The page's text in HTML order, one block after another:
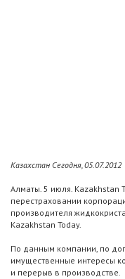
Казахстан Сегодня, 05.07.2012
Алматы. 5 июля. Kazakhstan
перестраховании
производителя
Kazakhstan Today.
По данным компании, по
имущественные интересы
и перерыв в производстве.